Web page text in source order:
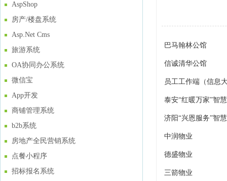
AspShop
房产/楼盘系统
Asp.Net Cms
旅游系统
OA协同办公系统
微信宝
App开发
商铺管理系统
b2b系统
房地产全民营销系统
点餐小程序
招标报名系统
巴马翰林公馆
信诚清华公馆
员工工作端（信息
泰安“红暖万家”智
济阳“兴恩服务”智
中润物业
德盛物业
三箭物业